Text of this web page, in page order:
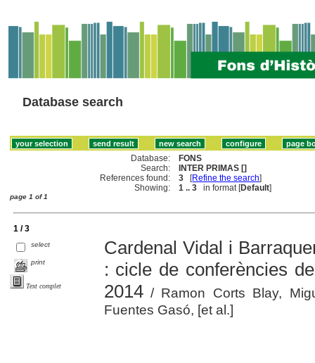
Database search
Database:
FONS
Search:
INTER PRIMAS []
References found:
3 [Refine the search]
Showing:
1 .. 3 in format [Default]
page 1 of 1
1 / 3
select
print
Text complet
Cardenal Vidal i
: cicle de conferències
2014/ Ramon Corts Blay,
Fuentes Gasó, [et al.]